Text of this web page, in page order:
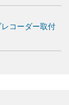
コーダー取付